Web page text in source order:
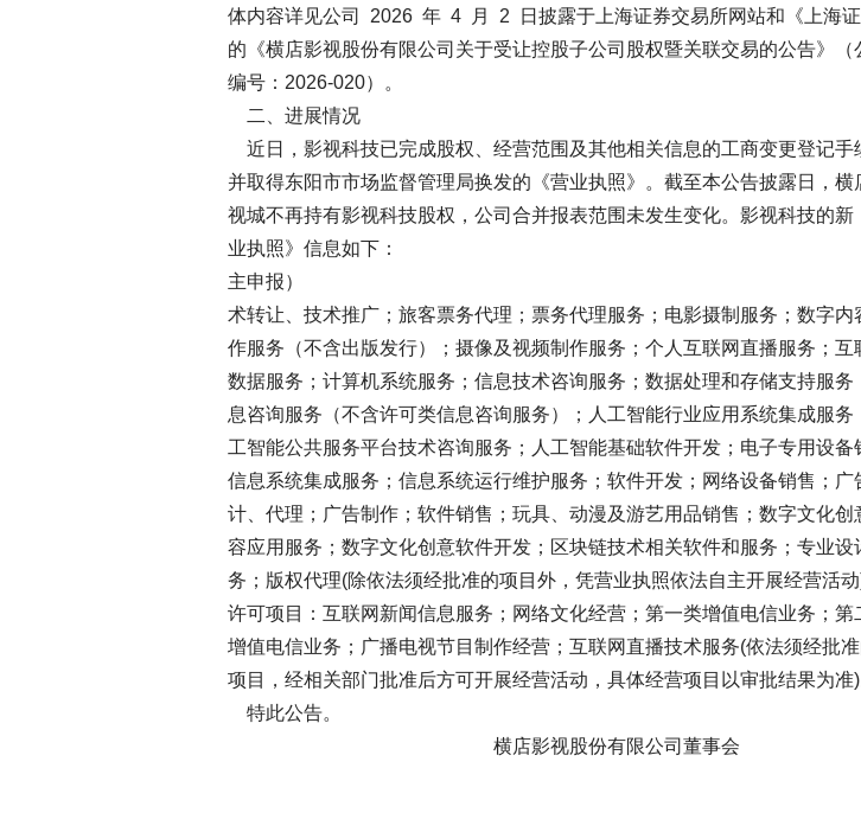
体内容详见公司 2026 年 4 月 2 日披露于上海证券交易所网站和《上海证
的《横店影视股份有限公司关于受让控股子公司股权暨关联交易的公告》（
编号：2026-020）。
二、进展情况
近日，影视科技已完成股权、经营范围及其他相关信息的工商变更登记手
并取得东阳市市场监督管理局换发的《营业执照》。截至本公告披露日，横
视城不再持有影视科技股权，公司合并报表范围未发生变化。影视科技的新
业执照》信息如下：
主申报）
术转让、技术推广；旅客票务代理；票务代理服务；电影摄制服务；数字内
作服务（不含出版发行）；摄像及视频制作服务；个人互联网直播服务；互
数据服务；计算机系统服务；信息技术咨询服务；数据处理和存储支持服务
息咨询服务（不含许可类信息咨询服务）；人工智能行业应用系统集成服务
工智能公共服务平台技术咨询服务；人工智能基础软件开发；电子专用设备
信息系统集成服务；信息系统运行维护服务；软件开发；网络设备销售；广
计、代理；广告制作；软件销售；玩具、动漫及游艺用品销售；数字文化创
容应用服务；数字文化创意软件开发；区块链技术相关软件和服务；专业设
务；版权代理(除依法须经批准的项目外，凭营业执照依法自主开展经营活动)
许可项目：互联网新闻信息服务；网络文化经营；第一类增值电信业务；第
增值电信业务；广播电视节目制作经营；互联网直播技术服务(依法须经批
项目，经相关部门批准后方可开展经营活动，具体经营项目以审批结果为准)
特此公告。
横店影视股份有限公司董事会